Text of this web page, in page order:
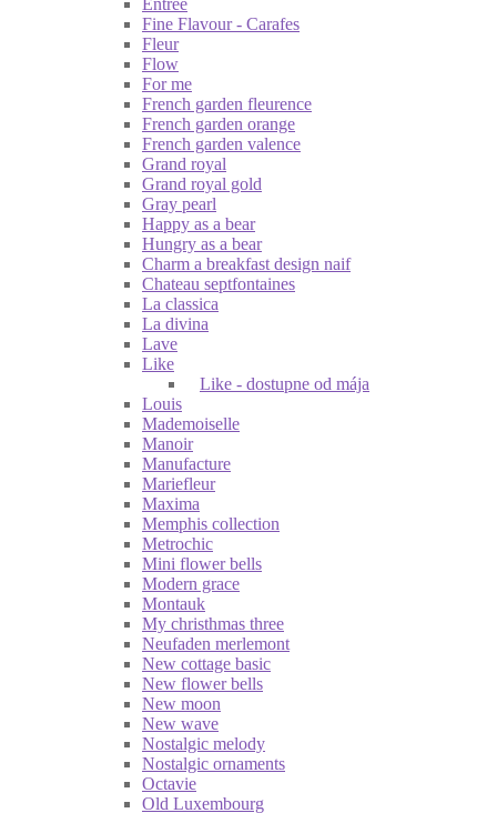
Fine Flavour - Carafes
Fleur
Flow
For me
French garden fleurence
French garden orange
French garden valence
Grand royal
Grand royal gold
Gray pearl
Happy as a bear
Hungry as a bear
Charm a breakfast design naif
Chateau septfontaines
La classica
La divina
Lave
Like
Like - dostupne od mája
Louis
Mademoiselle
Manoir
Manufacture
Mariefleur
Maxima
Memphis collection
Metrochic
Mini flower bells
Modern grace
Montauk
My christhmas three
Neufaden merlemont
New cottage basic
New flower bells
New moon
New wave
Nostalgic melody
Nostalgic ornaments
Octavie
Old Luxembourg